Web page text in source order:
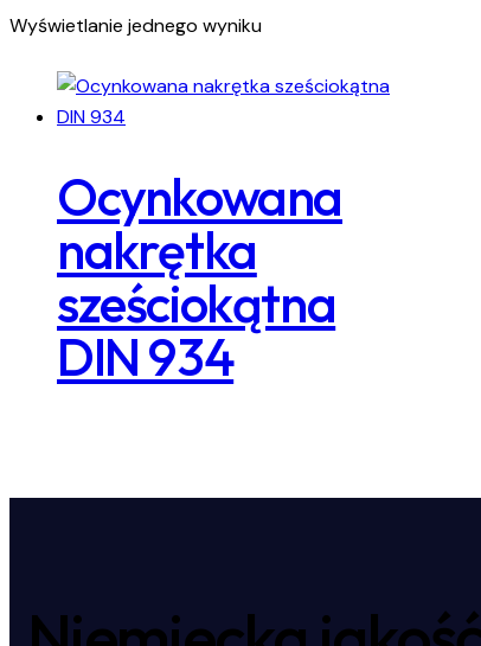
Wyświetlanie jednego wyniku
Ocynkowana
nakrętka
sześciokątna
DIN 934